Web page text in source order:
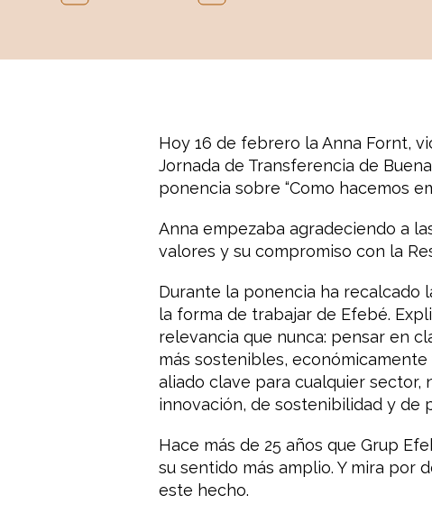
Hoy 16 de febrero la Anna Fornt,
Jornada de Transferencia de
ponencia sobre “Como hacemos
Anna empezaba agradeciendo a
valores y su compromiso con la
Durante la ponencia ha recalcado
la forma de trabajar de Efebé.
relevancia que nunca: pensar en
más sostenibles,
aliado clave para cualquier sector,
innovación, de sostenibilidad y de
Hace más de 25 años que Grup
su sentido más amplio. Y mira por
este hecho.